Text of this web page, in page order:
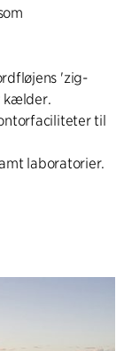
'zig-
kælder.
til
laboratorier.